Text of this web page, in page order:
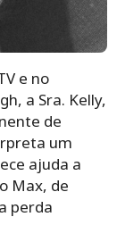
e no
a Sra. Kelly,
de
um
ajuda a
Max, de
perda